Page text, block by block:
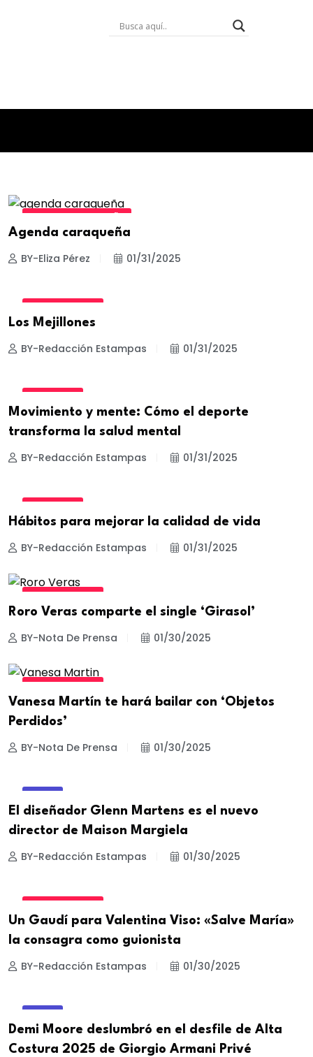
AGENDA CARAQUEÑA
Agenda caraqueña
BY-Eliza Pérez 01/31/2025
Los Mejillones
BY-Redacción Estampas 01/31/2025
Movimiento y mente: Cómo el deporte
transforma la salud mental
BY-Redacción Estampas 01/31/2025
Hábitos para mejorar la calidad de vida
BY-Redacción Estampas 01/31/2025
ESTILO DE VIDA
Roro Veras comparte el single ‘Girasol’
BY-Nota De Prensa 01/30/2025
ESTILO DE VIDA
Vanesa Martín te hará bailar con ‘Objetos
Perdidos’
BY-Nota De Prensa 01/30/2025
El diseñador Glenn Martens es el nuevo
director de Maison Margiela
BY-Redacción Estampas 01/30/2025
Un Gaudí para Valentina Viso: «Salve María»
la consagra como guionista
BY-Redacción Estampas 01/30/2025
Demi Moore deslumbró en el desfile de Alta
Costura 2025 de Giorgio Armani Privé